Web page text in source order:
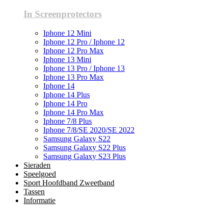
In Screenprotectors
Iphone 12 Mini
Iphone 12 Pro / Iphone 12
Iphone 12 Pro Max
Iphone 13 Mini
Iphone 13 Pro / Iphone 13
Iphone 13 Pro Max
Iphone 14
Iphone 14 Plus
Iphone 14 Pro
Iphone 14 Pro Max
Iphone 7/8 Plus
Iphone 7/8/SE 2020/SE 2022
Samsung Galaxy S22
Samsung Galaxy S22 Plus
Samsung Galaxy S23 Plus
Sieraden
Speelgoed
Sport Hoofdband Zweetband
Tassen
Informatie